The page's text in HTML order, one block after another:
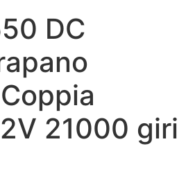
DC
21000 giri